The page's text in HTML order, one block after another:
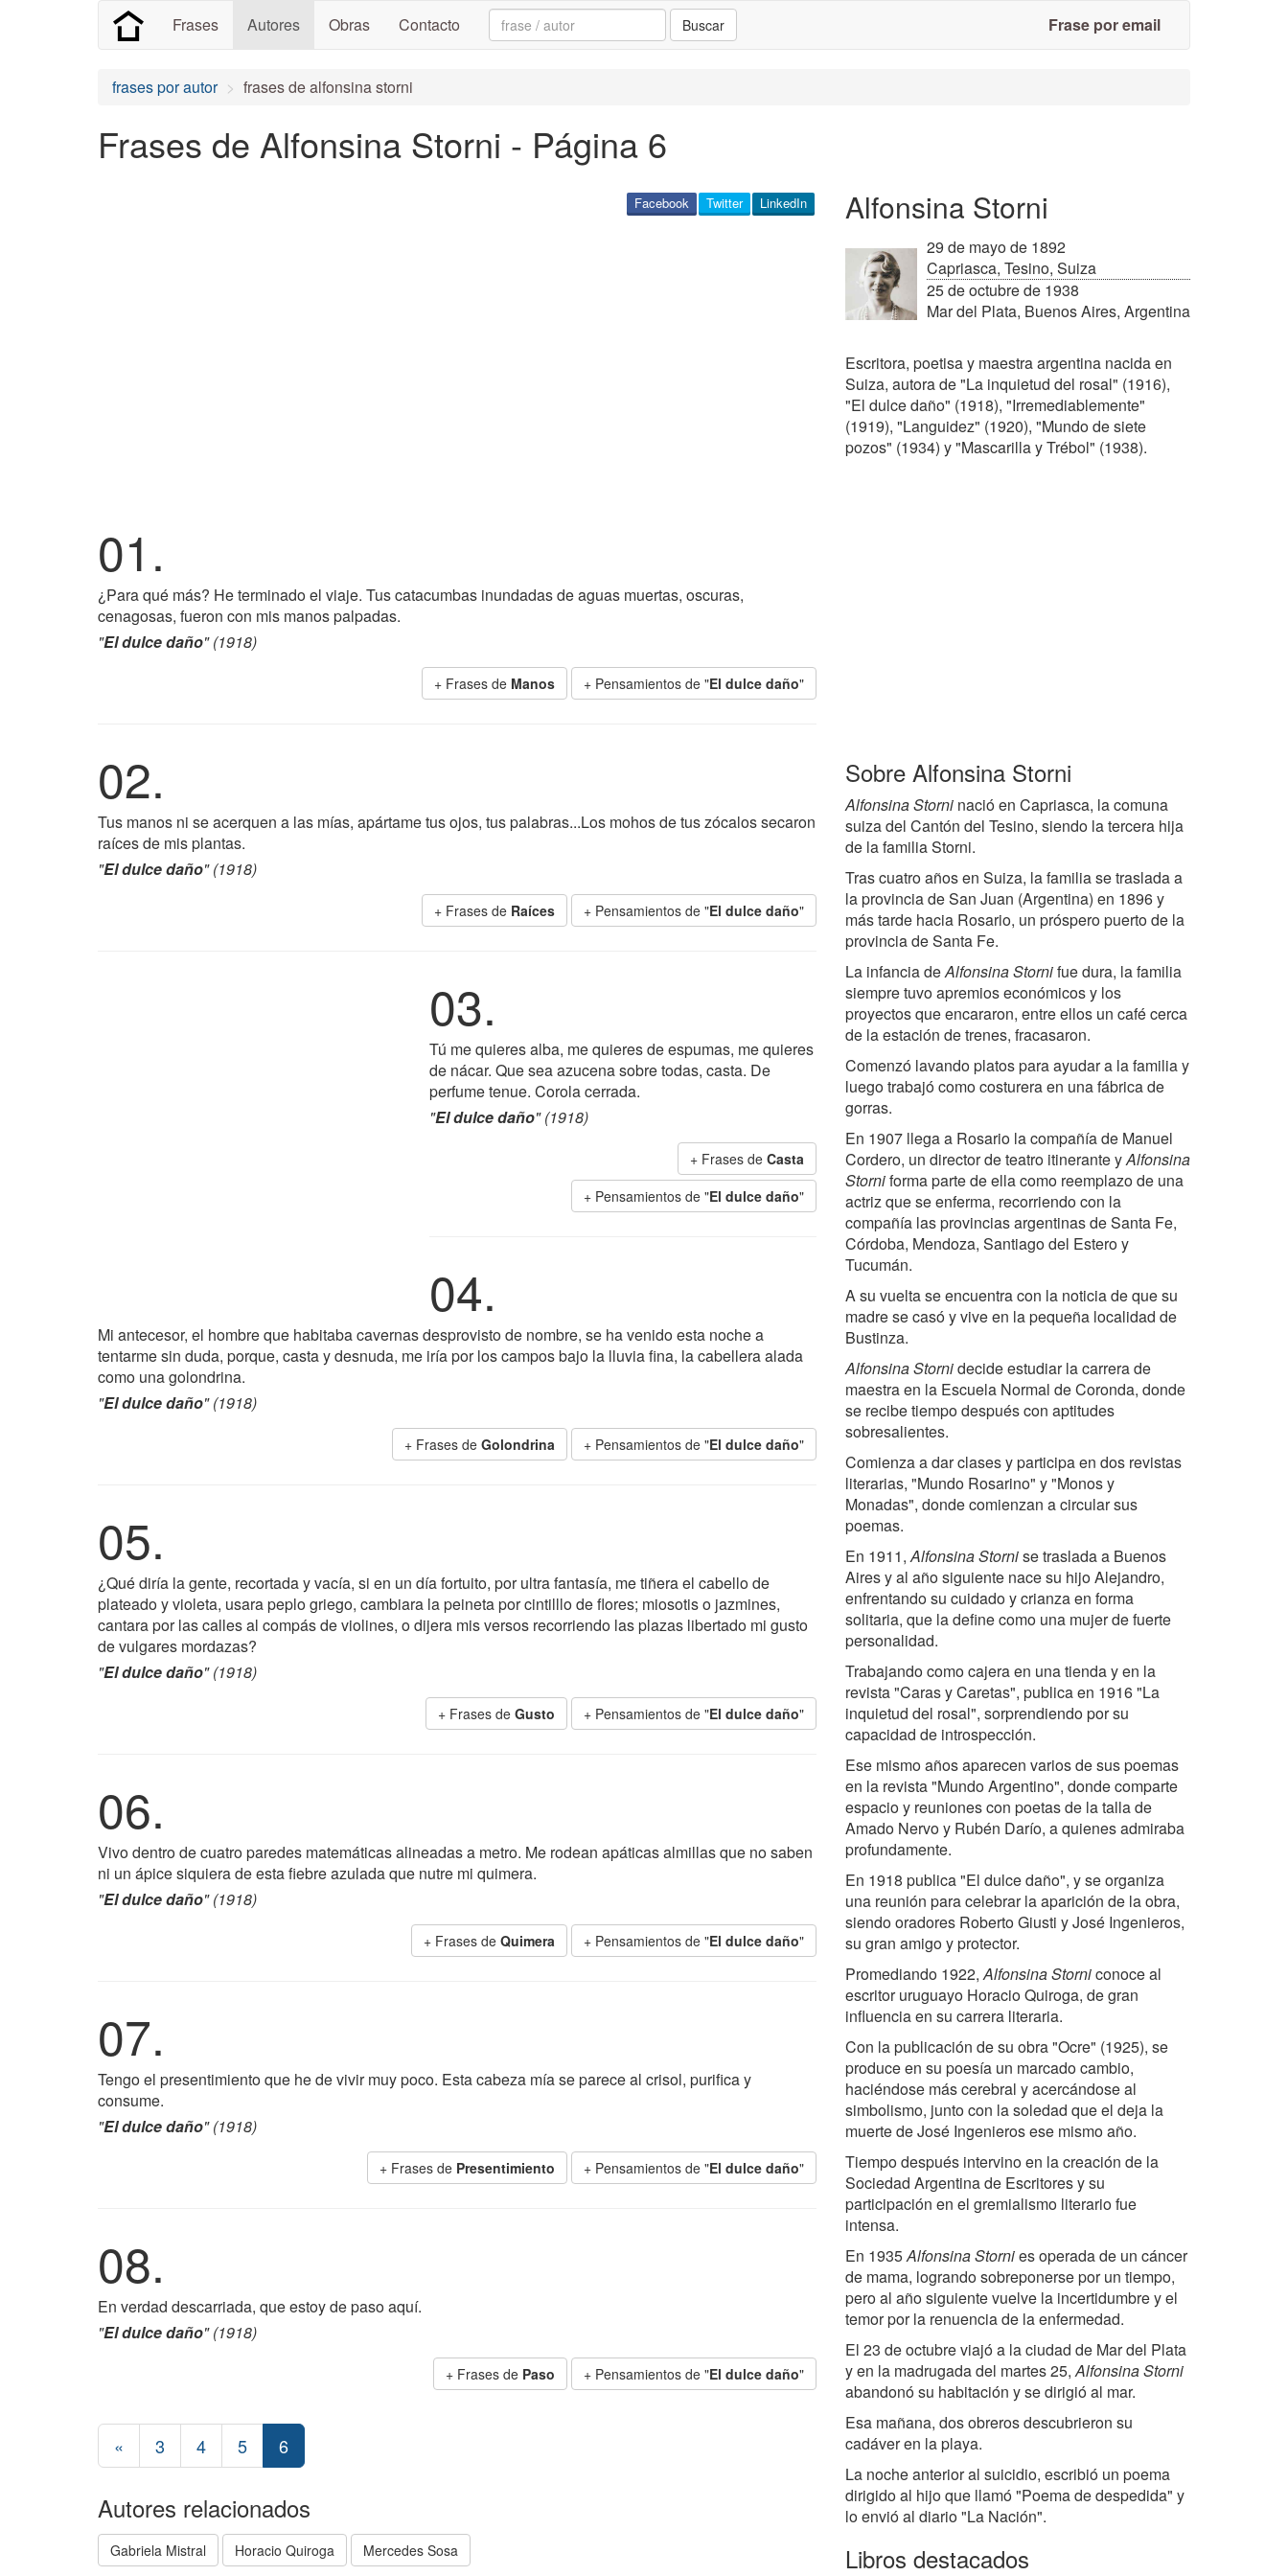
Frases Autores Obras Contacto Search: Buscar Frase por email
frases por autor frases de alfonsina storni
Frases de Alfonsina Storni - Página 6
LinkedIn
Twitter
Facebook
01.
¿Para qué más? He terminado el viaje. Tus catacumbas inundadas de aguas muertas, oscuras,
cenagosas, fueron con mis manos palpadas.
"El dulce daño" (1918)
+ Frases de Manos + Pensamientos de "El dulce daño"
02.
Tus manos ni se acerquen a las mías, apártame tus ojos, tus palabras...Los mohos de tus zócalos secaron
raíces de mis plantas.
"El dulce daño" (1918)
+ Frases de Raíces + Pensamientos de "El dulce daño"
03.
Tú me quieres alba, me quieres de espumas, me quieres
de nácar. Que sea azucena sobre todas, casta. De
perfume tenue. Corola cerrada.
"El dulce daño" (1918)
+ Frases de Casta
+ Pensamientos de "El dulce daño"
04.
Mi antecesor, el hombre que habitaba cavernas desprovisto de nombre, se ha venido esta noche a
tentarme sin duda, porque, casta y desnuda, me iría por los campos bajo la lluvia fina, la cabellera alada
como una golondrina.
"El dulce daño" (1918)
+ Frases de Golondrina + Pensamientos de "El dulce daño"
05.
¿Qué diría la gente, recortada y vacía, si en un día fortuito, por ultra fantasía, me tiñera el cabello de
plateado y violeta, usara peplo griego, cambiara la peineta por cintilllo de flores; miosotis o jazmines,
cantara por las calles al compás de violines, o dijera mis versos recorriendo las plazas libertado mi gusto
de vulgares mordazas?
"El dulce daño" (1918)
+ Frases de Gusto + Pensamientos de "El dulce daño"
06.
Vivo dentro de cuatro paredes matemáticas alineadas a metro. Me rodean apáticas almillas que no saben
ni un ápice siquiera de esta fiebre azulada que nutre mi quimera.
"El dulce daño" (1918)
+ Frases de Quimera + Pensamientos de "El dulce daño"
07.
Tengo el presentimiento que he de vivir muy poco. Esta cabeza mía se parece al crisol, purifica y
consume.
"El dulce daño" (1918)
+ Frases de Presentimiento + Pensamientos de "El dulce daño"
08.
En verdad descarriada, que estoy de paso aquí.
"El dulce daño" (1918)
+ Frases de Paso + Pensamientos de "El dulce daño"
« 3 4 5 6
Autores relacionados
Gabriela Mistral Horacio Quiroga Mercedes Sosa
Alfonsina Storni
29 de mayo de 1892
Capriasca, Tesino, Suiza
25 de octubre de 1938
Mar del Plata, Buenos Aires, Argentina
Escritora, poetisa y maestra argentina nacida en
Suiza, autora de "La inquietud del rosal" (1916),
"El dulce daño" (1918), "Irremediablemente"
(1919), "Languidez" (1920), "Mundo de siete
pozos" (1934) y "Mascarilla y Trébol" (1938).
Sobre Alfonsina Storni
Alfonsina Storni nació en Capriasca, la comuna
suiza del Cantón del Tesino, siendo la tercera hija
de la familia Storni.
Tras cuatro años en Suiza, la familia se traslada a
la provincia de San Juan (Argentina) en 1896 y
más tarde hacia Rosario, un próspero puerto de la
provincia de Santa Fe.
La infancia deAlfonsina Stornifue dura, la familia
siempre tuvo apremios económicos y los
proyectos que encararon, entre ellos un café cerca
de la estación de trenes, fracasaron.
Comenzó lavando platos para ayudar a la familia y
luego trabajó como costurera en una fábrica de
gorras.
En 1907 llega a Rosario la compañía de Manuel
Cordero, un director de teatro itinerante yAlfonsina
Storniforma parte de ella como reemplazo de una
actriz que se enferma, recorriendo con la
compañía las provincias argentinas de Santa Fe,
Córdoba, Mendoza, Santiago del Estero y
Tucumán.
A su vuelta se encuentra con la noticia de que su
madre se casó y vive en la pequeña localidad de
Bustinza.
Alfonsina Stornidecide estudiar la carrera de
maestra en la Escuela Normal de Coronda, donde
se recibe tiempo después con aptitudes
sobresalientes.
Comienza a dar clases y participa en dos revistas
literarias, "Mundo Rosarino" y "Monos y
Monadas", donde comienzan a circular sus
poemas.
En 1911,Alfonsina Stornise traslada a Buenos
Aires y al año siguiente nace su hijo Alejandro,
enfrentando su cuidado y crianza en forma
solitaria, que la define como una mujer de fuerte
personalidad.
Trabajando como cajera en una tienda y en la
revista "Caras y Caretas", publica en 1916 "La
inquietud del rosal", sorprendiendo por su
capacidad de introspección.
Ese mismo años aparecen varios de sus poemas
en la revista "Mundo Argentino", donde comparte
espacio y reuniones con poetas de la talla de
Amado Nervo y Rubén Darío, a quienes admiraba
profundamente.
En 1918 publica "El dulce daño", y se organiza
una reunión para celebrar la aparición de la obra,
siendo oradores Roberto Giusti y José Ingenieros,
su gran amigo y protector.
Promediando 1922,Alfonsina Storniconoce al
escritor uruguayo Horacio Quiroga, de gran
influencia en su carrera literaria.
Con la publicación de su obra "Ocre" (1925), se
produce en su poesía un marcado cambio,
haciéndose más cerebral y acercándose al
simbolismo, junto con la soledad que el deja la
muerte de José Ingenieros ese mismo año.
Tiempo después intervino en la creación de la
Sociedad Argentina de Escritores y su
participación en el gremialismo literario fue
intensa.
En 1935Alfonsina Stornies operada de un cáncer
de mama, logrando sobreponerse por un tiempo,
pero al año siguiente vuelve la incertidumbre y el
temor por la renuencia de la enfermedad.
El 23 de octubre viajó a la ciudad de Mar del Plata
y en la madrugada del martes 25,Alfonsina Storni
abandonó su habitación y se dirigió al mar.
Esa mañana, dos obreros descubrieron su
cadáver en la playa.
La noche anterior al suicidio, escribió un poema
dirigido al hijo que llamó "Poema de despedida" y
lo envió al diario "La Nación".
Libros destacados